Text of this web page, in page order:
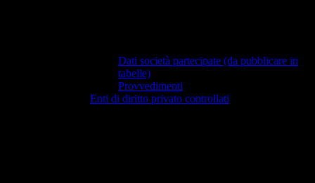
Dati società partecipate (da pubblicare in
tabelle)
Provvedimenti
Enti di diritto privato controllati